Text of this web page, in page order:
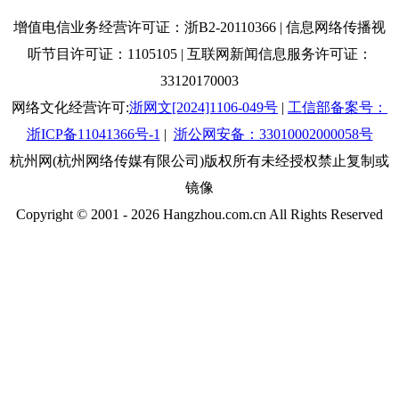
增值电信业务经营许可证：浙B2-20110366 | 信息网络传播视
听节目许可证：1105105 | 互联网新闻信息服务许可证：
33120170003
网络文化经营许可:浙网文[2024]1106-049号 | 工信部备案号：
浙ICP备11041366号-1 | 浙公网安备：33010002000058号
杭州网(杭州网络传媒有限公司)版权所有未经授权禁止复制或
镜像
Copyright © 2001 - 2026 Hangzhou.com.cn All Rights Reserved